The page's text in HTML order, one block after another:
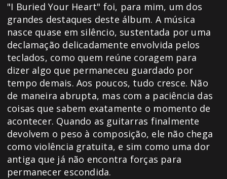
"I Buried Your Heart" foi, para mim, um dos
grandes destaques deste álbum. A música
nasce quase em silêncio, sustentada por uma
declamação delicadamente envolvida pelos
teclados, como quem reúne coragem para
dizer algo que permaneceu guardado por
tempo demais. Aos poucos, tudo cresce. Não
de maneira abrupta, mas com a paciência das
coisas que sabem exatamente o momento de
acontecer. Quando as guitarras finalmente
devolvem o peso à composição, ele não chega
como violência gratuita, e sim como uma dor
antiga que já não encontra forças para
permanecer escondida.